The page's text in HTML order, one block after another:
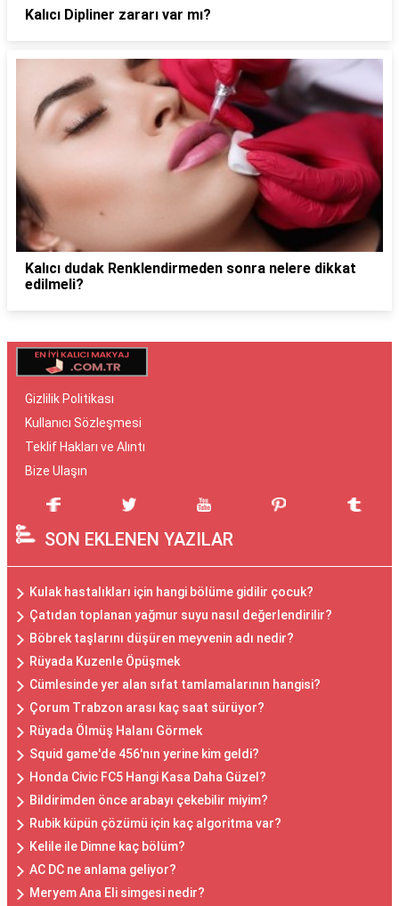
Kalıcı Dipliner zararı var mı?
Kalıcı dudak Renklendirmeden sonra nelere dikkat
edilmeli?
Gizlilik Politikası
Kullanıcı Sözleşmesi
Teklif Hakları ve Alıntı
Bize Ulaşın
SON EKLENEN YAZILAR
Kulak hastalıkları için hangi bölüme gidilir çocuk?
Çatıdan toplanan yağmur suyu nasıl değerlendirilir?
Böbrek taşlarını düşüren meyvenin adı nedir?
Rüyada Kuzenle Öpüşmek
Cümlesinde yer alan sıfat tamlamalarının hangisi?
Çorum Trabzon arası kaç saat sürüyor?
Rüyada Ölmüş Halanı Görmek
Squid game'de 456'nın yerine kim geldi?
Honda Civic FC5 Hangi Kasa Daha Güzel?
Bildirimden önce arabayı çekebilir miyim?
Rubik küpün çözümü için kaç algoritma var?
Kelile ile Dimne kaç bölüm?
AC DC ne anlama geliyor?
Meryem Ana Eli simgesi nedir?